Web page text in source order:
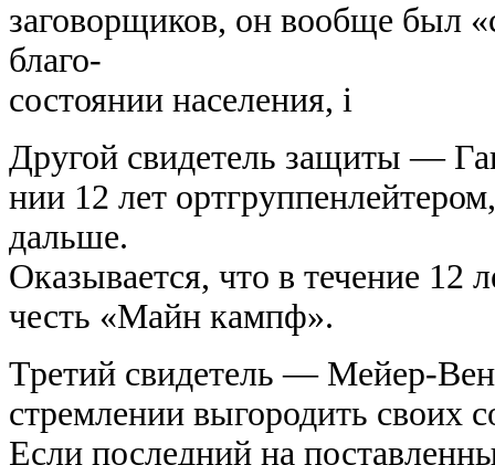
заговорщиков, он вообще был
благо-
состоянии населения, i
Другой свидетель защиты —
нии 12 лет
дальше.
Оказывается, что в течение 12
честь «Майн кампф».
Третий свидетель — Мейер-
стремлении выгородить своих
Если последний на